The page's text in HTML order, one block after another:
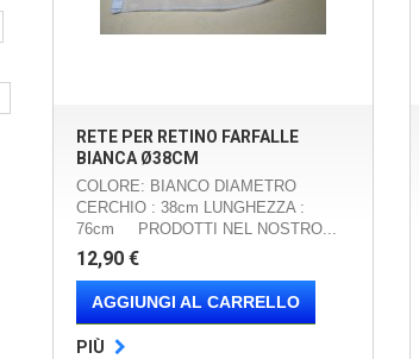
RETE PER RETINO FARFALLE
BIANCA Ø38CM
COLORE: BIANCO DIAMETRO
CERCHIO : 38cm LUNGHEZZA :
76cm PRODOTTI NEL NOSTRO...
12,90 €
AGGIUNGI AL CARRELLO
PIÙ